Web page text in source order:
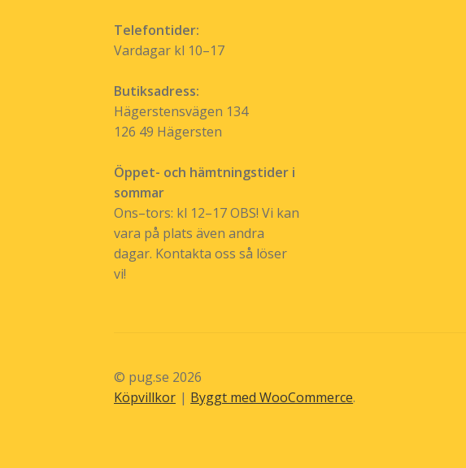
Telefontider:
Vardagar kl 10–17
Butiksadress:
Hägerstensvägen 134
126 49 Hägersten
Öppet- och hämtningstider i
sommar
Ons–tors: kl 12–17 OBS! Vi kan
vara på plats även andra
dagar. Kontakta oss så löser
vi!
© pug.se 2026
Köpvillkor
Byggt med WooCommerce.